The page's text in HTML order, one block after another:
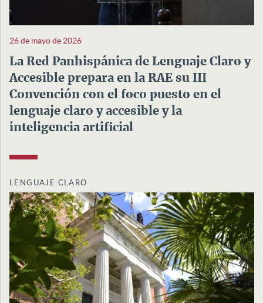
26 de mayo de 2026
La Red Panhispánica de Lenguaje Claro y
Accesible prepara en la RAE su III
Convención con el foco puesto en el
lenguaje claro y accesible y la
inteligencia artificial
LENGUAJE CLARO